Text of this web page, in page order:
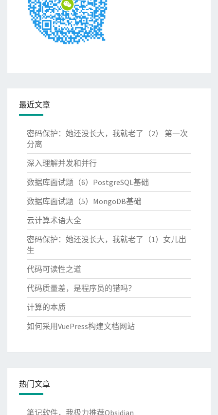
最近文章
密码保护：她还没长大，我就老了（2） 第一次
分离
深入理解并发和并行
数据库面试题（6）PostgreSQL基础
数据库面试题（5）MongoDB基础
云计算术语大全
密码保护：她还没长大，我就老了（1）女儿出
生
代码可读性之道
代码质量差，是程序员的错吗？
计算的本质
如何采用VuePress构建文档网站
热门文章
笔记软件，我极力推荐Obsidian